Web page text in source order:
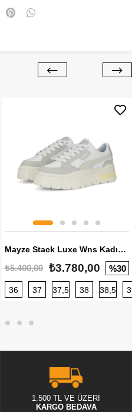
40 40,5 41 42 42,5
Mayze Stack Luxe Wns Kadın Sneaker
₺5.400,00 ₺3.780,00 %30
36 37 37,5 38 38,5
1.500 TL VE ÜZERİ
KARGO BEDAVA